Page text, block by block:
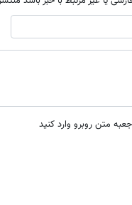
متن روبرو وارد کنید